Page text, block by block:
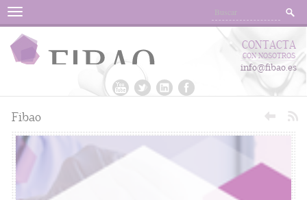
Menu
CONTACTA
CON NOSOTROS
info@fibao.es
Fibao